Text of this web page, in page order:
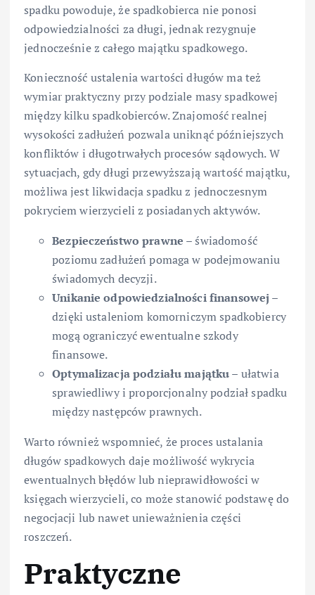
spadku powoduje, że spadkobierca nie ponosi
odpowiedzialności za długi, jednak rezygnuje
jednocześnie z całego majątku spadkowego.
Konieczność ustalenia wartości długów ma też
wymiar praktyczny przy podziale masy spadkowej
między kilku spadkobierców. Znajomość realnej
wysokości zadłużeń pozwala uniknąć późniejszych
konfliktów i długotrwałych procesów sądowych. W
sytuacjach, gdy długi przewyższają wartość majątku,
możliwa jest likwidacja spadku z jednoczesnym
pokryciem wierzycieli z posiadanych aktywów.
Bezpieczeństwo prawne – świadomość
poziomu zadłużeń pomaga w podejmowaniu
świadomych decyzji.
Unikanie odpowiedzialności finansowej –
dzięki ustaleniom komorniczym spadkobiercy
mogą ograniczyć ewentualne szkody
finansowe.
Optymalizacja podziału majątku– ułatwia
sprawiedliwy i proporcjonalny podział spadku
między następców prawnych.
Warto również wspomnieć, że proces ustalania
długów spadkowych daje możliwość wykrycia
ewentualnych błędów lub nieprawidłowości w
księgach wierzycieli, co może stanowić podstawę do
negocjacji lub nawet unieważnienia części
roszczeń.
Praktyczne